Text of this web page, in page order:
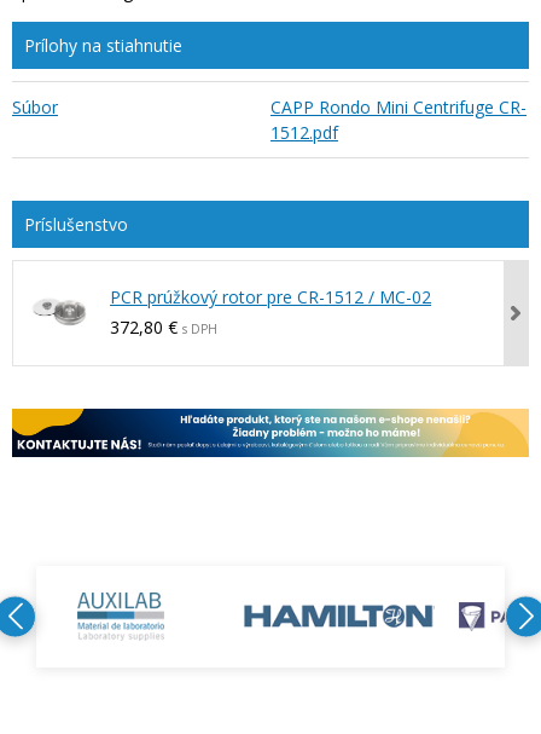
Prílohy na stiahnutie
Súbor
CAPP Rondo Mini Centrifuge CR-
1512.pdf
PCR prúžkový rotor pre CR-1512 / MC-02
372,80 € s DPH